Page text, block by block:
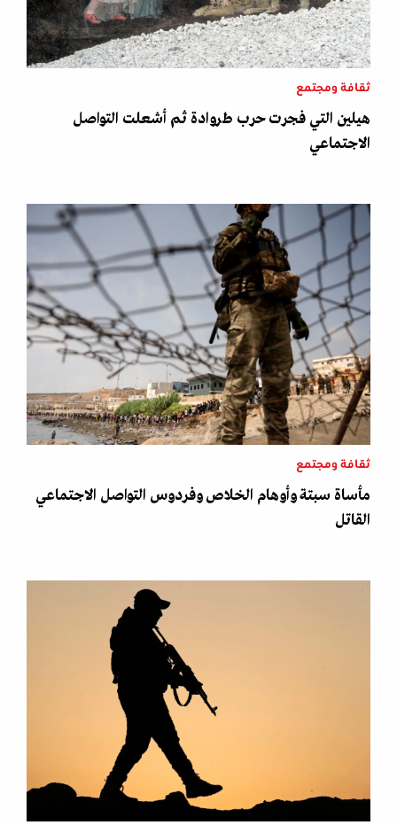
ثقافة ومجتمع
هيلين التي فجرت حرب طروادة ثم أشعلت التواصل
الاجتماعي
ثقافة ومجتمع
مأساة سبتة وأوهام الخلاص وفردوس التواصل الاجتماعي
القاتل